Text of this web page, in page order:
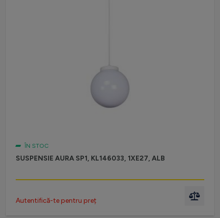
ÎN STOC
SUSPENSIE AURA SP1, KL146033, 1XE27, ALB
Autentifică-te pentru preț